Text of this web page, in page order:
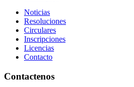
Noticias
Resoluciones
Circulares
Inscripciones
Licencias
Contacto
Contactenos